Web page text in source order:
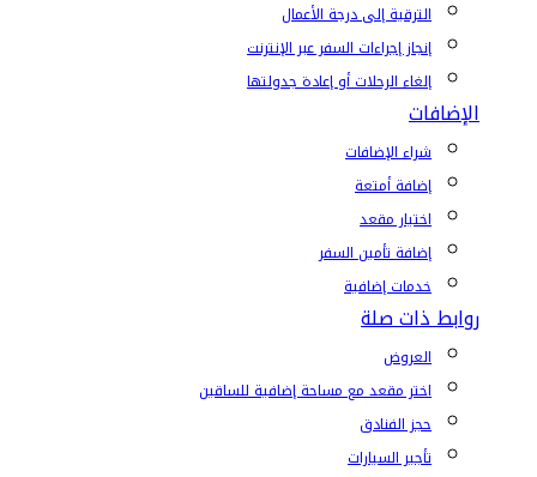
الترقية إلى درجة الأعمال
إنجاز إجراءات السفر عبر الإنترنت
إلغاء الرحلات أو إعادة جدولتها
الإضافات
شراء الإضافات
إضافة أمتعة
اختيار مقعد
إضافة تأمين السفر
خدمات إضافية
روابط ذات صلة
العروض
اختر مقعد مع مساحة إضافية للساقين
حجز الفنادق
تأجير السيارات